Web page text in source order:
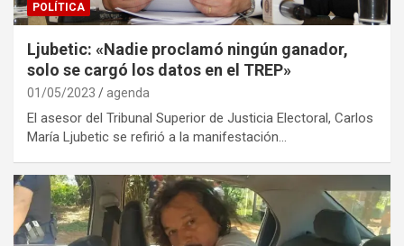
POLÍTICA
Ljubetic: «Nadie proclamó ningún ganador,
solo se cargó los datos en el TREP»
01/05/2023 agenda
El asesor del Tribunal Superior de Justicia Electoral, Carlos
María Ljubetic se refirió a la manifestación…